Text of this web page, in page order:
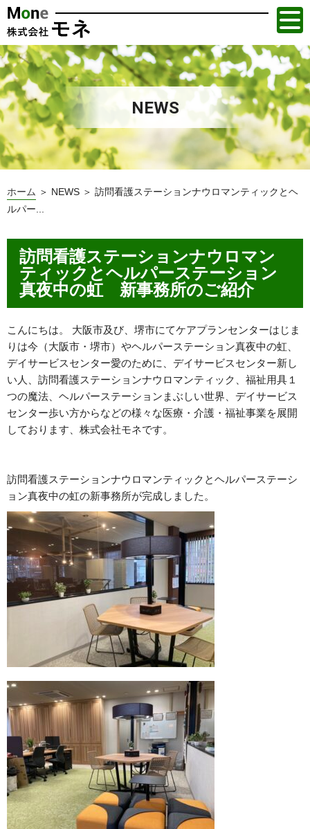
NEWS
ホーム ＞ NEWS ＞ 訪問看護ステーションナウロマンティックとヘ
ルパー...
訪問看護ステーションナウロマン
ティックとヘルパーステーション
真夜中の虹 新事務所のご紹介
こんにちは。 大阪市及び、堺市にてケアプランセンターはじま
りは今（大阪市・堺市）やヘルパーステーション真夜中の虹、
デイサービスセンター愛のために、デイサービスセンター新し
い人、訪問看護ステーションナウロマンティック、福祉用具１
つの魔法、ヘルパーステーションまぶしい世界、デイサービス
センター歩い方からなどの様々な医療・介護・福祉事業を展開
しております、株式会社モネです。
訪問看護ステーションナウロマンティックとヘルパーステーシ
ョン真夜中の虹の新事務所が完成しました。